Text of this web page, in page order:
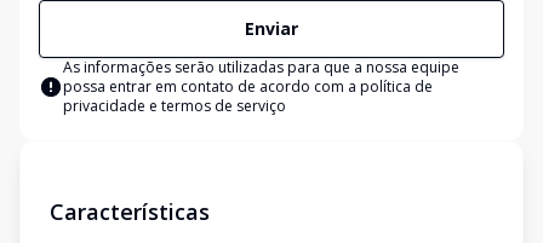
Enviar
As informações serão utilizadas para que a nossa equipe
possa entrar em contato de acordo com a política de
privacidade e termos de serviço
Características